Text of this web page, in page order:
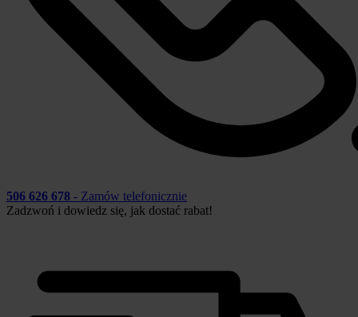
506 626 678 - Zamów telefonicznie
Zadzwoń i dowiedz się, jak dostać rabat!